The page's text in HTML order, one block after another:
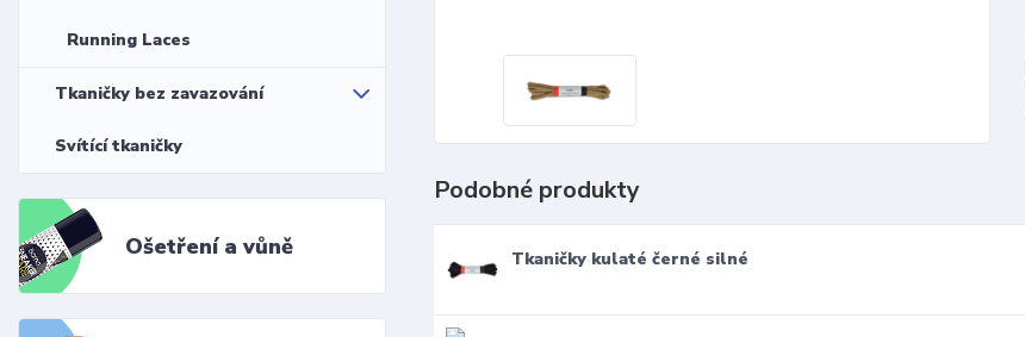
Running Laces
Tkaničky bez zavazování
Svítící tkaničky
Ošetření a vůně
Podobné produkty
Tkaničky kulaté černé silné